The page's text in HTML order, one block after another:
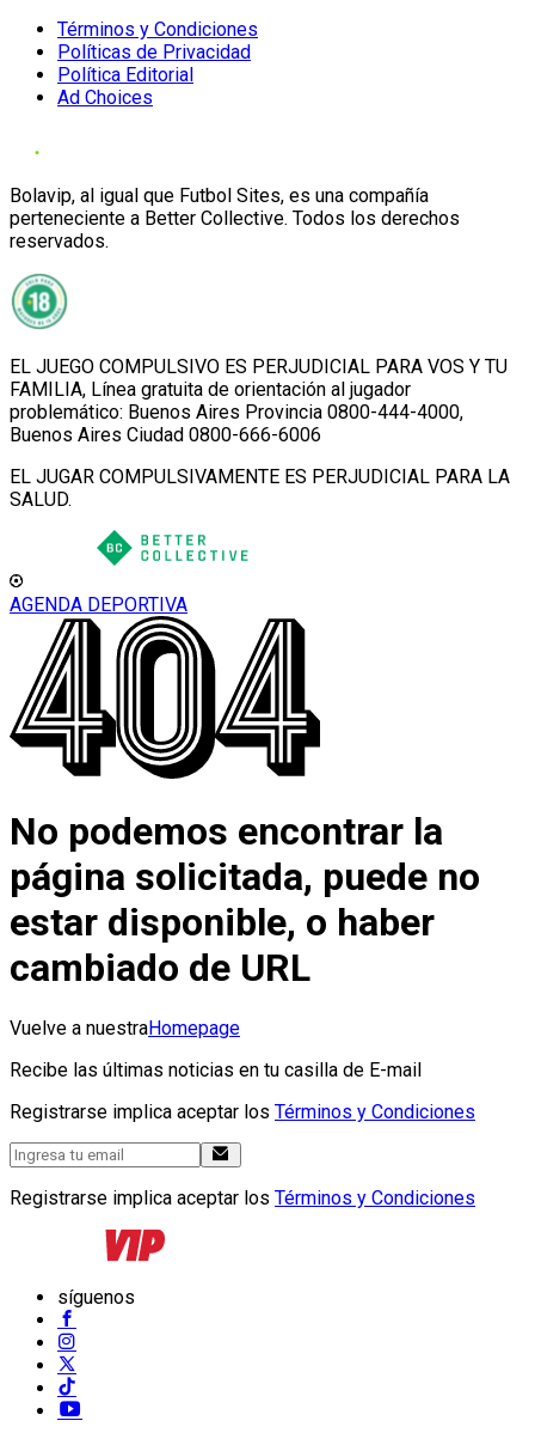
Términos y Condiciones
Políticas de Privacidad
Política Editorial
Ad Choices
Bolavip, al igual que Futbol Sites, es una compañía
perteneciente a Better Collective. Todos los derechos
reservados.
EL JUEGO COMPULSIVO ES PERJUDICIAL PARA VOS Y TU
FAMILIA, Línea gratuita de orientación al jugador
problemático: Buenos Aires Provincia 0800-444-4000,
Buenos Aires Ciudad 0800-666-6006
EL JUGAR COMPULSIVAMENTE ES PERJUDICIAL PARA LA
SALUD.
AGENDA DEPORTIVA
No podemos encontrar la
página solicitada, puede no
estar disponible, o haber
cambiado de URL
Vuelve a nuestraHomepage
Recibe las últimas noticias en tu casilla de E-mail
Registrarse implica aceptar los Términos y Condiciones
Registrarse implica aceptar los Términos y Condiciones
síguenos